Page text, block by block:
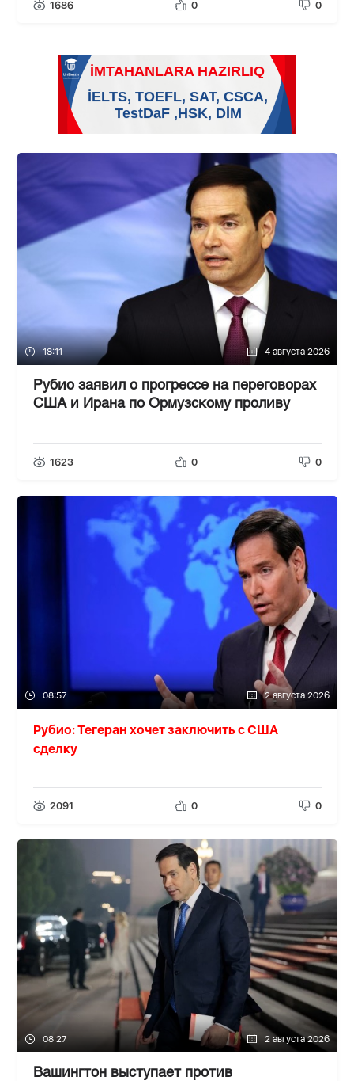
1686 0 0
18:11 4 августа 2026
Рубио заявил о прогрессе на переговорах
США и Ирана по Ормузскому проливу
1623 0 0
08:57 2 августа 2026
Рубио: Тегеран хочет заключить с США
сделку
2091 0 0
08:27 2 августа 2026
Вашингтон выступает против